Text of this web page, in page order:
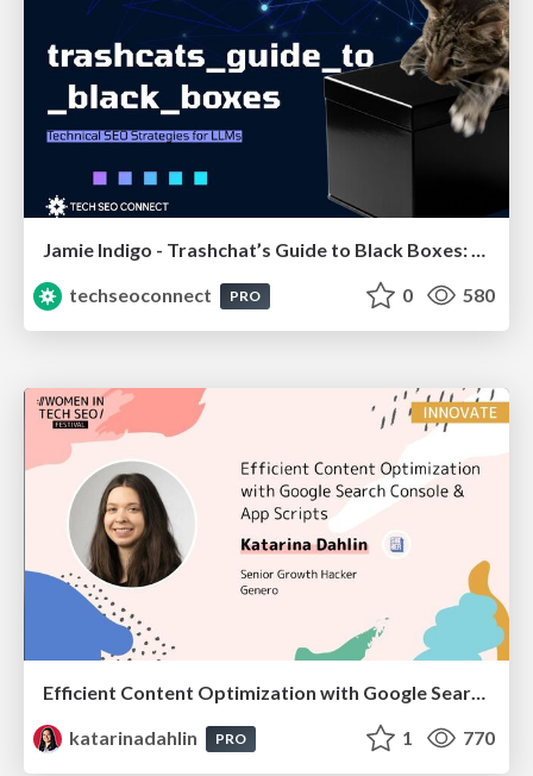
Jamie Indigo - Trashchat’s Guide to Black Boxes: Technical SEO Tactics for LLMs
techseoconnect
PRO 0 580
Efficient Content Optimization with Google Search Console & Apps Script
katarinadahlin
PRO 1 770